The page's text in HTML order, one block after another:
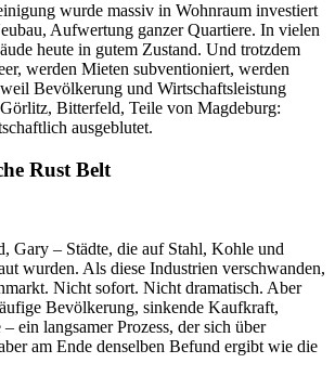
wurde massiv in Wohnraum investiert
Aufwertung ganzer Quartiere. In vielen
heute in gutem Zustand. Und trotzdem
werden Mieten subventioniert, werden
Bevölkerung und Wirtschaftsleistung
Bitterfeld, Teile von Magdeburg:
ausgeblutet.
Rust Belt
Gary – Städte, die auf Stahl, Kohle und
wurden. Als diese Industrien verschwanden,
Nicht sofort. Nicht dramatisch. Aber
Bevölkerung, sinkende Kaufkraft,
ein langsamer Prozess, der sich über
am Ende denselben Befund ergibt wie die